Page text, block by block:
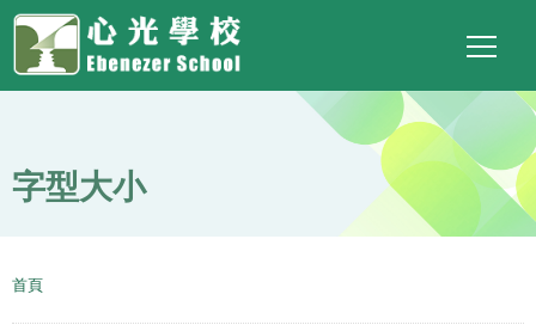
移至主內容
Top
Social
Link
Language
switcher
Main
navigation
字型大小
導
首頁